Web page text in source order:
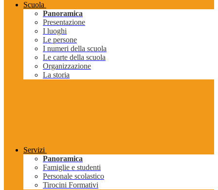
Scuola
Panoramica
Presentazione
I luoghi
Le persone
I numeri della scuola
Le carte della scuola
Organizzazione
La storia
Servizi
Panoramica
Famiglie e studenti
Personale scolastico
Tirocini Formativi